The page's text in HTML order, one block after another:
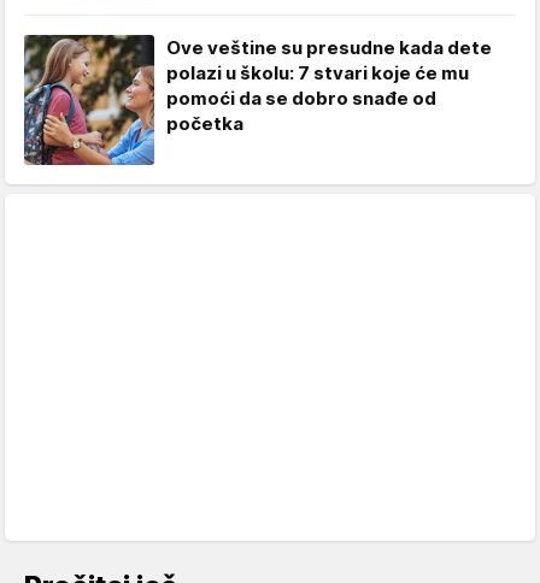
Ove veštine su presudne kada dete
polazi u školu: 7 stvari koje će mu
pomoći da se dobro snađe od
početka